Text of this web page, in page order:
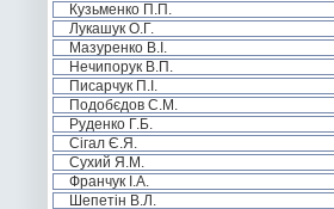
Кузьменко П.П.
Лукашук О.Г.
Мазуренко В.І.
Нечипорук В.П.
Писарчук П.І.
Подобєдов С.М.
Руденко Г.Б.
Сігал Є.Я.
Сухий Я.М.
Франчук І.А.
Шепетін В.Л.